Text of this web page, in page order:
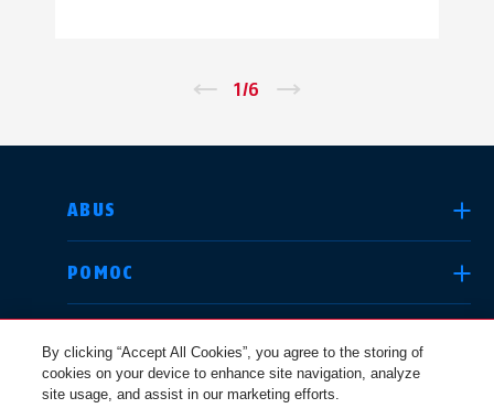
1/6
ABUS
POMOC
KWESTIE PRAWNE
WYBIERZ KRAJ
By clicking “Accept All Cookies”, you agree to the storing of
cookies on your device to enhance site navigation, analyze
site usage, and assist in our marketing efforts.